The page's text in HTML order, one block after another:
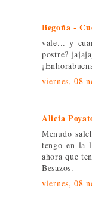
Begoña -
vale... y
postre?
viernes, 08
Alicia
Menudo
tengo en la
ahora que
Besazos.
viernes, 08